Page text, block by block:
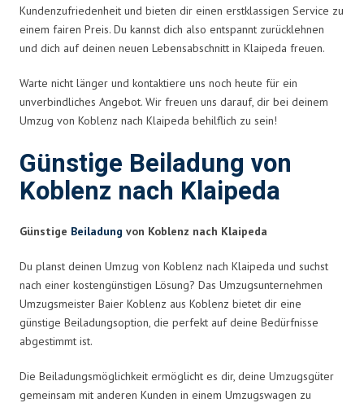
Kundenzufriedenheit und bieten dir einen erstklassigen Service zu
einem fairen Preis. Du kannst dich also entspannt zurücklehnen
und dich auf deinen neuen Lebensabschnitt in Klaipeda freuen.
Warte nicht länger und kontaktiere uns noch heute für ein
unverbindliches Angebot. Wir freuen uns darauf, dir bei deinem
Umzug von Koblenz nach Klaipeda behilflich zu sein!
Günstige Beiladung von
Koblenz nach Klaipeda
Günstige Beiladung von Koblenz nach Klaipeda
Du planst deinen Umzug von Koblenz nach Klaipeda und suchst
nach einer kostengünstigen Lösung? Das Umzugsunternehmen
Umzugsmeister Baier Koblenz aus Koblenz bietet dir eine
günstige Beiladungsoption, die perfekt auf deine Bedürfnisse
abgestimmt ist.
Die Beiladungsmöglichkeit ermöglicht es dir, deine Umzugsgüter
gemeinsam mit anderen Kunden in einem Umzugswagen zu